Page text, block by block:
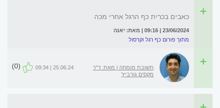
כאבים בכרית כף הרגל אחרי מכה
23/06/2024 | 09:16 | מאת: יאנה
מתוך פורום כף רגל וקרסול
תשובת מומחה | מאת: ד"ר
מקסים גורביץ'
25.06.24 | 09:34
(0)